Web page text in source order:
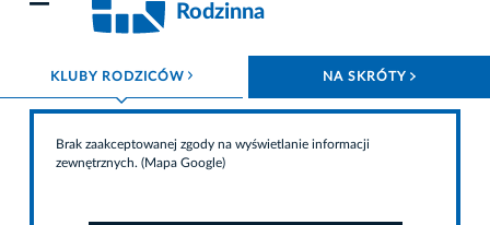
Rodzinna
KLUBY RODZICÓWROZWIŃ MENU NA SKRÓTY
Brak zaakceptowanej zgody na wyświetlanie informacji
zewnętrznych. (Mapa Google)